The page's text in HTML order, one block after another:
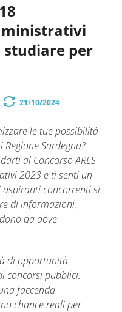
studiare per
21/10/2024
le tue possibilità
Sardegna?
al Concorso ARES
2023 e ti senti un
aspiranti concorrenti si
di informazioni,
da dove
di opportunità
concorsi pubblici.
faccenda
chance reali per